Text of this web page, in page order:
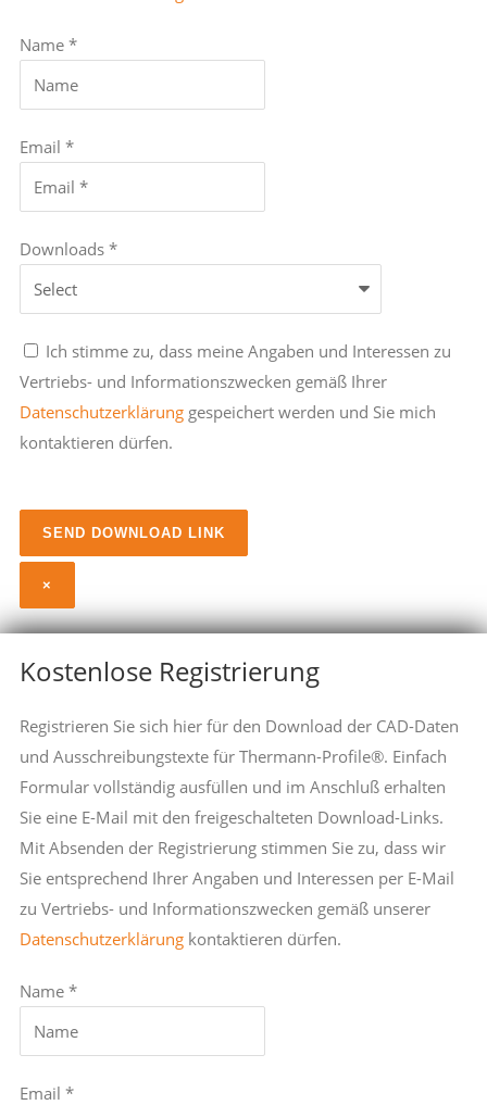
Name *
Email *
Downloads *
Ich stimme zu, dass meine Angaben und Interessen zu
Vertriebs- und Informationszwecken gemäß Ihrer
Datenschutzerklärung gespeichert werden und Sie mich
kontaktieren dürfen.
×
Kostenlose Registrierung
Registrieren Sie sich hier für den Download der CAD-Daten
und Ausschreibungstexte für Thermann-Profile®. Einfach
Formular vollständig ausfüllen und im Anschluß erhalten
Sie eine E-Mail mit den freigeschalteten Download-Links.
Mit Absenden der Registrierung stimmen Sie zu, dass wir
Sie entsprechend Ihrer Angaben und Interessen per E-Mail
zu Vertriebs- und Informationszwecken gemäß unserer
Datenschutzerklärung kontaktieren dürfen.
Name *
Email *